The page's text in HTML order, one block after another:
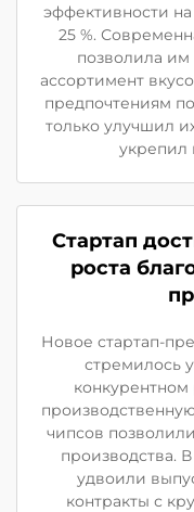
эффективности
25 %.
позволила
ассортимент
предпочтениям
только улучшил
укрепил
Стартап
роста
Новое стартап-
стремилось
чипсов
производства.
удвоили
контракты с